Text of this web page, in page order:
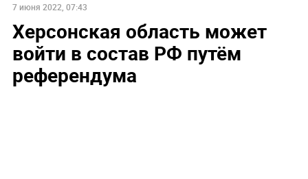
7 июня 2022, 07:43
Херсонская область может
войти в состав РФ путём
референдума